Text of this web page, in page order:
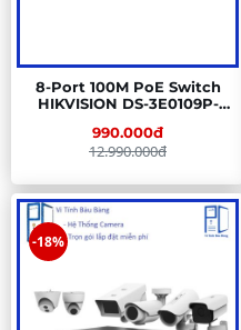
8-Port 100M PoE Switch
HIKVISION DS-3E0109P-
990.000đ
12.990.000đ
-18%